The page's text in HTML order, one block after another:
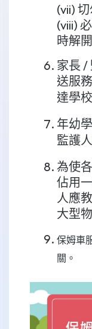
(vii)
(viii)
時解
家長 /
送服
達學
年幼
監護
為使
佔用
人應
大型
保姆車
關。